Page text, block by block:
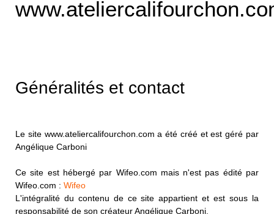
Généralités et contact
Le site www.ateliercalifourchon.com a été créé et est géré par
Angélique Carboni
Ce site est hébergé par Wifeo.com mais n'est pas édité par
Wifeo.com : Wifeo
L'intégralité du contenu de ce site appartient et est sous la
responsabilité de son créateur Angélique Carboni.